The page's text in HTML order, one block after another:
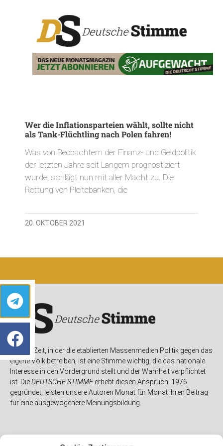
Wer die Inflationsparteien wählt, sollte nicht
als Tank-Flüchtling nach Polen fahren!
Was von Beobachtern der Finanz- und Geldpolitik
der letzten Jahre seit Langem prognostiziert
wurde, schlägt nun mit aller Macht zu. Die
Rettung von Pleitebanken, die
20. OKTOBER 2021
In einer Zeit, in der die etablierten Massenmedien Politik gegen das
eigene Volk betreiben, ist eine Stimme wichtig, die das nationale
Interesse in den Vordergrund stellt und der Wahrheit verpflichtet
ist. DieDEUTSCHE STIMMEerhebt diesen Anspruch. 1976
gegründet, leisten unsere Autoren Monat für Monat ihren Beitrag
für eine ausgewogenere Meinungsbildung.